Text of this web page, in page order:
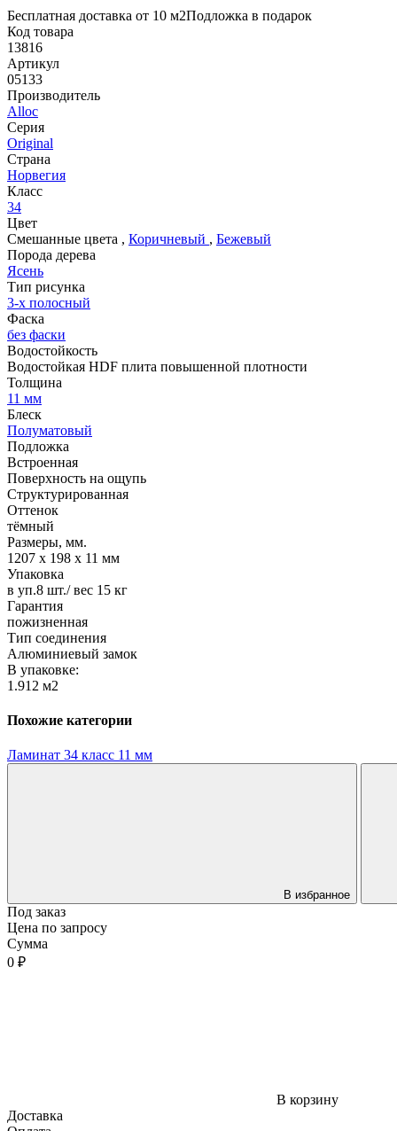
Бесплатная доставка от 10 м2Подложка в подарок
Код товара
13816
Артикул
05133
Производитель
Alloc
Серия
Original
Страна
Норвегия
Класс
34
Цвет
Смешанные цвета , Коричневый , Бежевый
Порода дерева
Ясень
Тип рисунка
3-х полосный
Фаска
без фаски
Водостойкость
Водостойкая HDF плита повышенной плотности
Толщина
11 мм
Блеск
Полуматовый
Подложка
Встроенная
Поверхность на ощупь
Структурированная
Оттенок
тёмный
Размеры, мм.
1207 х 198 х 11 мм
Упаковка
в уп.8 шт./ вес 15 кг
Гарантия
пожизненная
Тип соединения
Алюминиевый замок
В упаковке:
1.912 м2
Похожие категории
Ламинат 34 класс 11 мм
В избранное
Под заказ
Цена по запросу
Сумма
0 ₽
В корзину
Доставка